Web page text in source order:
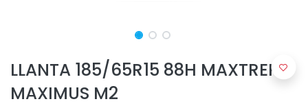
LLANTA 185/65R15 88H MAXTREK
MAXIMUS M2